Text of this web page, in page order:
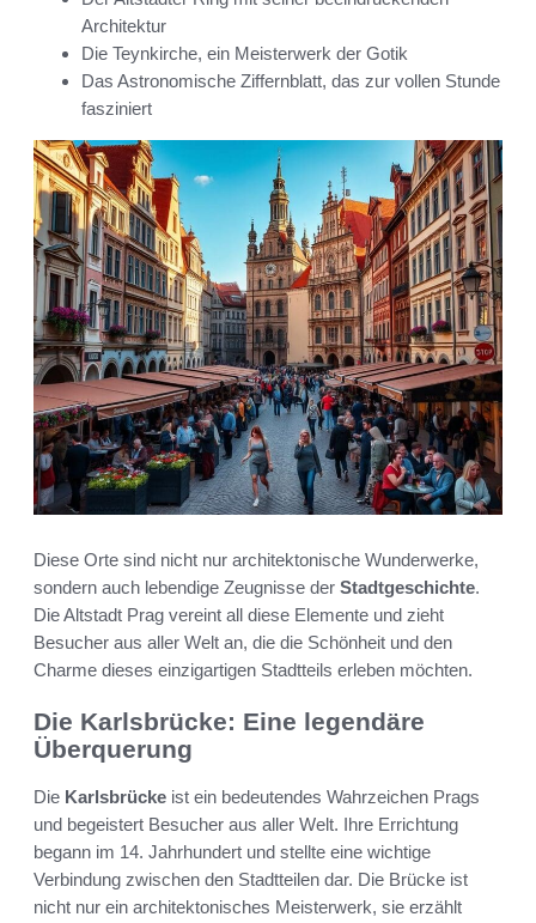
Architektur
Die Teynkirche, ein Meisterwerk der Gotik
Das Astronomische Ziffernblatt, das zur vollen Stunde
fasziniert
Diese Orte sind nicht nur architektonische Wunderwerke,
sondern auch lebendige Zeugnisse der Stadtgeschichte.
Die Altstadt Prag vereint all diese Elemente und zieht
Besucher aus aller Welt an, die die Schönheit und den
Charme dieses einzigartigen Stadtteils erleben möchten.
Die Karlsbrücke: Eine legendäre
Überquerung
Die Karlsbrücke ist ein bedeutendes Wahrzeichen Prags
und begeistert Besucher aus aller Welt. Ihre Errichtung
begann im 14. Jahrhundert und stellte eine wichtige
Verbindung zwischen den Stadtteilen dar. Die Brücke ist
nicht nur ein architektonisches Meisterwerk, sie erzählt